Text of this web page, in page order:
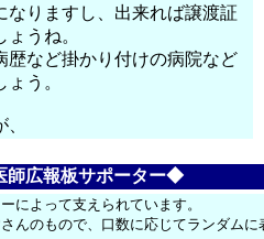
なりますし、出来れば譲渡証
うね。
歴など掛かり付けの病院など
う。
広報板サポーター◆
によって支えられています。
んのもので、口数に応じてランダムに